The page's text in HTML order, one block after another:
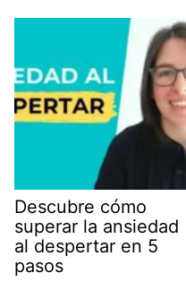
Descubre cómo
superar la ansiedad
al despertar en 5
pasos